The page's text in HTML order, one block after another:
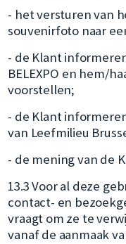
- het versturen van
souvenirfoto naar
- de Klant
BELEXPO en hem/
voorstellen;
- de Klant
van Leefmilieu
- de mening van de
13.3 Voor al deze
contact- en
vraagt om ze te
vanaf de aanmaak